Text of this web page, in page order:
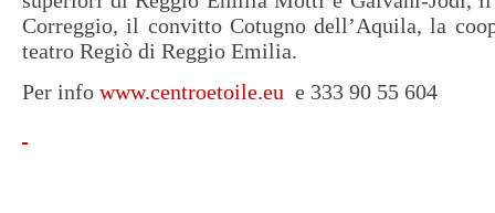
Correggio, il convitto Cotugno dell’Aquila, la
teatro Regiò di Reggio Emilia.
Per info www.centroetoile.eu e 333 90 55 604